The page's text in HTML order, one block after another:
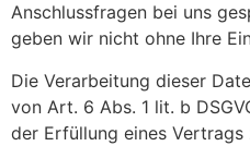
Anschlussfragen bei uns
geben wir nicht ohne Ihre
Die Verarbeitung dieser
von Art. 6 Abs. 1 lit. b
der Erfüllung eines